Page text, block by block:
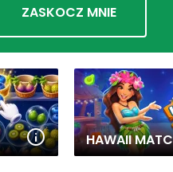
ZASKOCZ MNIE